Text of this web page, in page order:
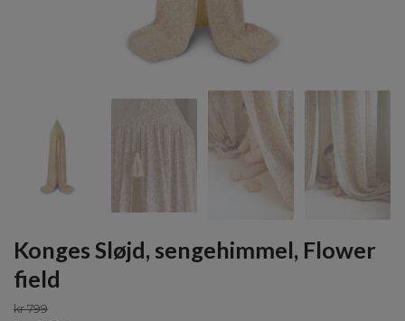
Konges Sløjd, sengehimmel, Flower
field
kr 799